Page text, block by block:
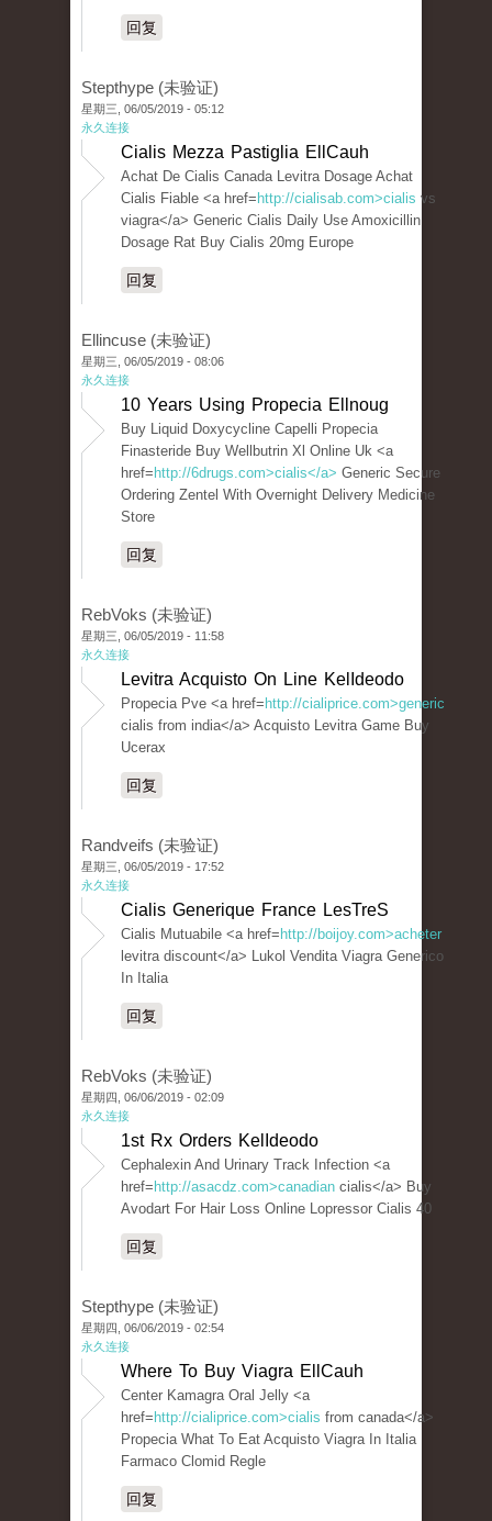
回复
Stepthype (未验证)
星期三, 06/05/2019 - 05:12
永久连接
Cialis Mezza Pastiglia EllCauh
Achat De Cialis Canada Levitra Dosage Achat
Cialis Fiable <a href= http://cialisab.com>cialis vs
viagra</a> Generic Cialis Daily Use Amoxicillin
Dosage Rat Buy Cialis 20mg Europe
回复
Ellincuse (未验证)
星期三, 06/05/2019 - 08:06
永久连接
10 Years Using Propecia Ellnoug
Buy Liquid Doxycycline Capelli Propecia
Finasteride Buy Wellbutrin Xl Online Uk <a
href= http://6drugs.com>cialis</a> Generic Secure
Ordering Zentel With Overnight Delivery Medicine
Store
回复
RebVoks (未验证)
星期三, 06/05/2019 - 11:58
永久连接
Levitra Acquisto On Line KelIdeodo
Propecia Pve <a href= http://cialiprice.com>generic
cialis from india</a> Acquisto Levitra Game Buy
Ucerax
回复
Randveifs (未验证)
星期三, 06/05/2019 - 17:52
永久连接
Cialis Generique France LesTreS
Cialis Mutuabile <a href= http://boijoy.com>acheter
levitra discount</a> Lukol Vendita Viagra Generico
In Italia
回复
RebVoks (未验证)
星期四, 06/06/2019 - 02:09
永久连接
1st Rx Orders KelIdeodo
Cephalexin And Urinary Track Infection <a
href= http://asacdz.com>canadian cialis</a> Buy
Avodart For Hair Loss Online Lopressor Cialis 40
回复
Stepthype (未验证)
星期四, 06/06/2019 - 02:54
永久连接
Where To Buy Viagra EllCauh
Center Kamagra Oral Jelly <a
href= http://cialiprice.com>cialis from canada</a>
Propecia What To Eat Acquisto Viagra In Italia
Farmaco Clomid Regle
回复